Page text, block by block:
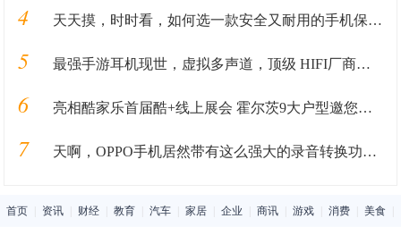
4 天天摸，时时看，如何选一款安全又耐用的手机保护套？
5 最强手游耳机现世，虚拟多声道，顶级 HIFI厂商背书，你喜欢吗
6 亮相酷家乐首届酷+线上展会 霍尔茨9大户型邀您抢鲜看！
7 天啊，OPPO手机居然带有这么强大的录音转换功能！你不会不知道吧
首页 资讯 财经 教育 汽车 家居 企业 商讯 游戏 消费 美食